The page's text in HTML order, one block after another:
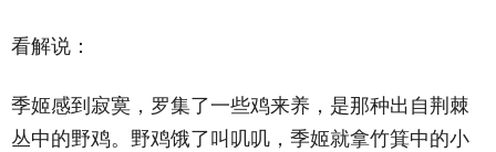
看解说：
季姬感到寂寞，罗集了一些鸡来养，是那种出自荆棘
丛中的野鸡。野鸡饿了叫叽叽，季姬就拿竹箕中的小